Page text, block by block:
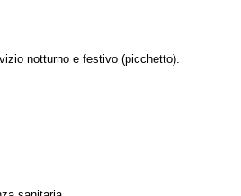
notturno e festivo (picchetto).